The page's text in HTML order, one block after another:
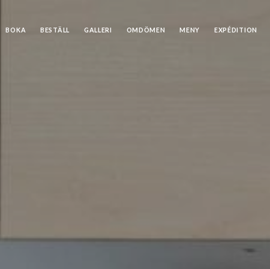
BOKA BESTÄLL GALLERI OMDÖMEN MENY EXPÉDITION